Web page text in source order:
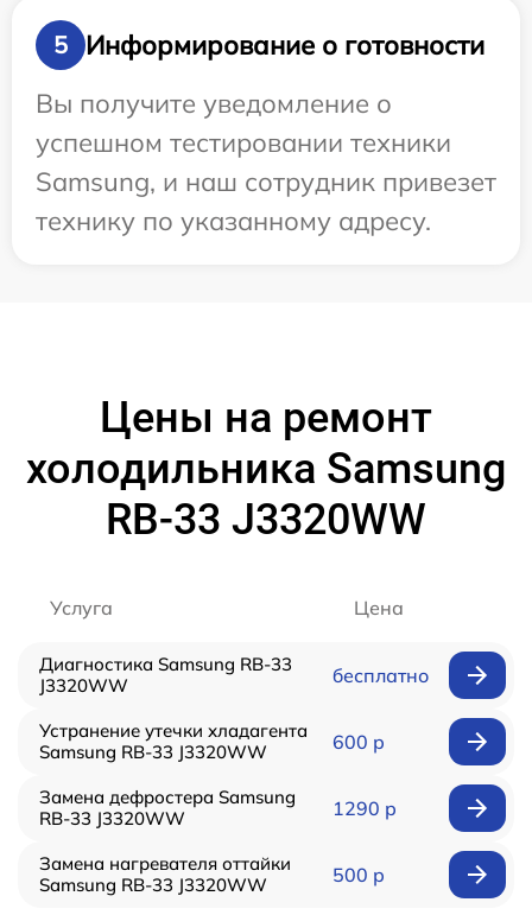
5
Информирование о готовности
Вы получите уведомление о
успешном тестировании техники
Samsung, и наш сотрудник привезет
технику по указанному адресу.
Цены на ремонт
холодильника Samsung
RB-33 J3320WW
Услуга Цена
Диагностика Samsung RB-33
J3320WW
бесплатно
Устранение утечки хладагента
Samsung RB-33 J3320WW
600 р
Замена дефростера Samsung
RB-33 J3320WW
1290 р
Замена нагревателя оттайки
Samsung RB-33 J3320WW
500 р